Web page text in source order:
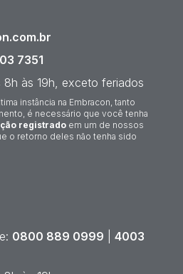
7351
às 19h, exceto feriados
instância na Embracon, tanto
é necessário que você tenha
registrado em um de nossos
o retorno deles não tenha sido
0800 889 0999
4003